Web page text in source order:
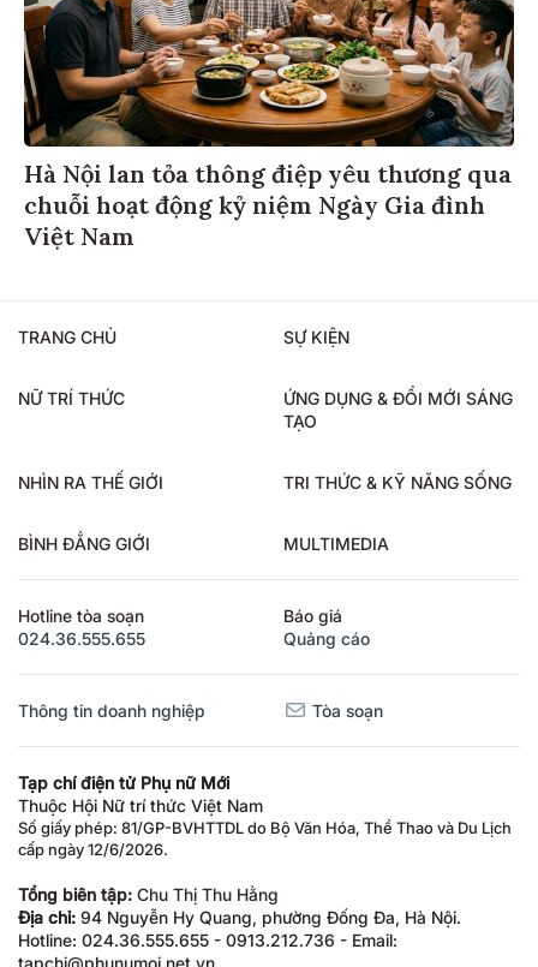
Hà Nội lan tỏa thông điệp yêu thương qua
chuỗi hoạt động kỷ niệm Ngày Gia đình
Việt Nam
TRANG CHỦ SỰ KIỆN
NỮ TRÍ THỨC
ỨNG DỤNG & ĐỔI MỚI SÁNG
TẠO
NHÌN RA THẾ GIỚI TRI THỨC & KỸ NĂNG SỐNG
BÌNH ĐẲNG GIỚI MULTIMEDIA
Hotline tòa soạn
024.36.555.655
Báo giá
Quảng cáo
Thông tin doanh nghiệp Tòa soạn
Tạp chí điện tử Phụ nữ Mới
Thuộc Hội Nữ trí thức Việt Nam
Số giấy phép: 81/GP-BVHTTDL do Bộ Văn Hóa, Thể Thao và Du Lịch
cấp ngày 12/6/2026.
Tổng biên tập: Chu Thị Thu Hằng
Địa chỉ: 94 Nguyễn Hy Quang, phường Đống Đa, Hà Nội.
Hotline: 024.36.555.655 - 0913.212.736 - Email:
tapchi@phunumoi.net.vn